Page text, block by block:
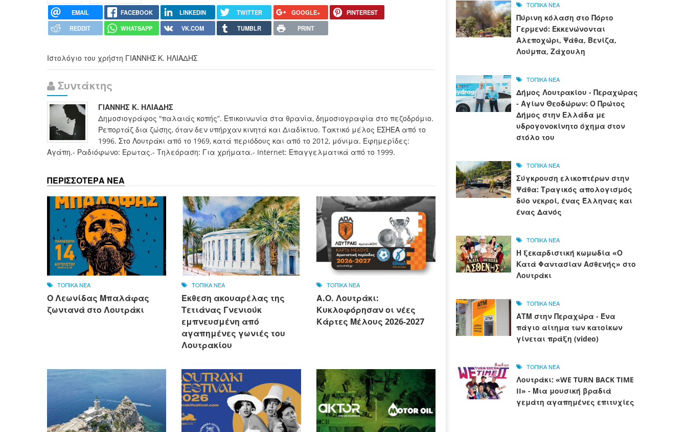
EMAIL FACEBOOK LINKEDIN TWITTER GOOGLE+
PINTEREST
REDDIT
WHATSAPP VK.COM TUMBLR PRINT
Ιστολόγιο του χρήστη ΓΙΑΝΝΗΣ Κ. ΗΛΙΑΔΗΣ
Συντάκτης
ΓΙΑΝΝΗΣ Κ. ΗΛΙΑΔΗΣ
Δημοσιογράφος “παλαιάς κοπής”. Επικοινωνία στα θρανία, δημοσιογραφία στο πεζοδρόμιο.
Ρεπορτάζ δια ζώσης, όταν δεν υπήρχαν κινητά και Διαδίκτυο. Τακτικό μέλος ΕΣΗΕΑ από το
1996. Στο Λουτράκι από το 1969, κατά περιόδους και από το 2012, μόνιμα. Εφημερίδες:
Αγάπη.- Ραδιόφωνο: Ερωτας.- Τηλεόραση: Για χρήματα.- Internet: Επαγγελματικά από το 1999.
ΠΕΡΙΣΣΟΤΕΡΑ ΝΕΑ
ΤΟΠΙΚΑ ΝΕΑ
Ο Λεωνίδας Μπαλάφας
ζωντανά στο Λουτράκι
ΤΟΠΙΚΑ ΝΕΑ
Έκθεση ακουαρέλας της
Τετιάνας Γνενιούκ
εμπνευσμένη από
αγαπημένες γωνιές του
Λουτρακίου
ΤΟΠΙΚΑ ΝΕΑ
Α.Ο. Λουτράκι:
Κυκλοφόρησαν οι νέες
Κάρτες Μέλους 2026-2027
ΤΟΠΙΚΑ ΝΕΑ
Πύρινη κόλαση στο Πόρτο
Γερμενό: Εκκενώνονται
Αλεποχώρι, Ψάθα, Βενίζα,
Λούμπα, Ζάχουλη
ΤΟΠΙΚΑ ΝΕΑ
Δήμος Λουτρακίου - Περαχώρας
- Αγίων Θεοδώρων: Ο Πρώτος
Δήμος στην Ελλάδα με
υδρογονοκίνητο όχημα στον
στόλο του
ΤΟΠΙΚΑ ΝΕΑ
Σύγκρουση ελικοπτέρων στην
Ψάθα: Τραγικός απολογισμός
δύο νεκροί, ένας Έλληνας και
ένας Δανός
ΤΟΠΙΚΑ ΝΕΑ
Η ξεκαρδιστική κωμωδία «Ο
Κατά Φαντασίαν Ασθενής» στο
Λουτράκι
ΤΟΠΙΚΑ ΝΕΑ
ΑΤΜ στην Περαχώρα - Ένα
πάγιο αίτημα των κατοίκων
γίνεται πράξη (video)
ΤΟΠΙΚΑ ΝΕΑ
Λουτράκι: «WE TURN BACK TIME
II» - Μια μουσική βραδιά
γεμάτη αγαπημένες επιτυχίες